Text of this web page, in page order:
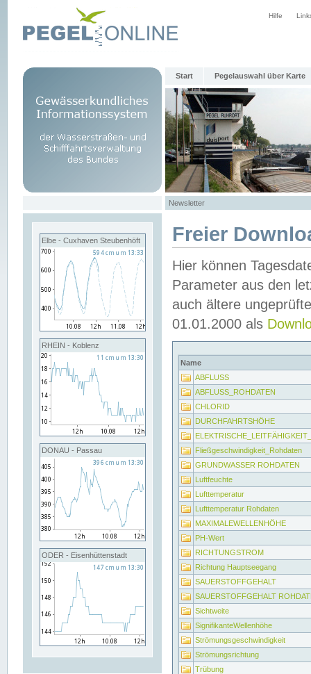
Hilfe
Start Pegelauswahl über Karte
Newsletter
Elbe - Cuxhaven Steubenhöft
RHEIN - Koblenz
DONAU - Passau
ODER - Eisenhüttenstadt
Freier
Hier können
Parameter aus den
auch ältere
01.01.2000 als
Name
ABFLUSS
ABFLUSS_ROHDATEN
CHLORID
DURCHFAHRTSHÖHE
Fließgeschwindigkeit_Rohdaten
GRUNDWASSER ROHDATEN
Luftfeuchte
Lufttemperatur
Lufttemperatur Rohdaten
MAXIMALEWELLENHÖHE
PH-Wert
RICHTUNGSTROM
Richtung Hauptseegang
SAUERSTOFFGEHALT
SAUERSTOFFGEHALT
Sichtweite
SignifikanteWellenhöhe
Strömungsgeschwindigkeit
Strömungsrichtung
Trübung